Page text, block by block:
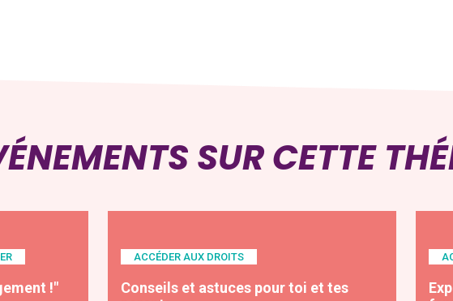
SUR CETTE
!"
ACCÉDER AUX DROITS
Conseils et astuces pour toi et tes